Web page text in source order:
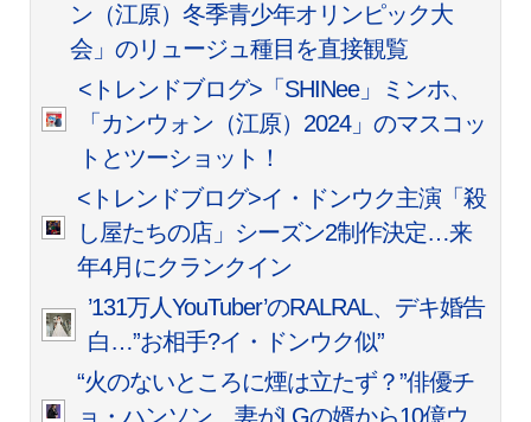
ン（江原）冬季青少年オリンピック大
会」のリュージュ種目を直接観覧
<トレンドブログ>「SHINee」ミンホ、
「カンウォン（江原）2024」のマスコッ
トとツーショット！
<トレンドブログ>イ・ドンウク主演「殺
し屋たちの店」シーズン2制作決定…来
年4月にクランクイン
’131万人YouTuber’のRALRAL、デキ婚告
白…”お相手?イ・ドンウク似”
“火のないところに煙は立たず？”俳優チ
ョ・ハンソン、妻がLGの婿から10億ウ